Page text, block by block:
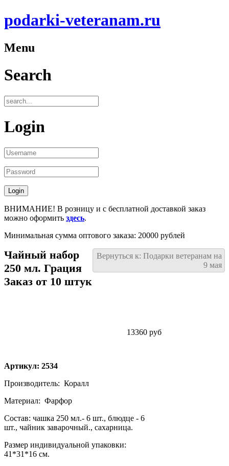
podarki-veteranam.ru
Menu
Search
Login
ВНИМАНИЕ! В розницу и с бесплатной доставкой заказ
можно оформить здесь.
Минимальная сумма оптового заказа: 20000 рублей
Вернуться к: Подарки ветеранам на
9 мая
Чайный набор
250 мл. Грация
Заказ от 10 штук
13360 руб
Артикул: 2534
Производитель: Коралл
Материал: Фарфор
Состав: чашка 250 мл.- 6 шт., блюдце - 6
шт., чайник заварочный., сахарница.
Размер индивидуальной упаковки:
41*31*16 см.